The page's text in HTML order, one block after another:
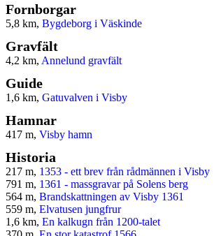
Fornborgar
5,8 km, Bygdeborg i Väskinde
Gravfält
4,2 km, Annelund gravfält
Guide
1,6 km, Gatuvalven i Visby
Hamnar
417 m, Visby hamn
Historia
217 m, 1353 - ett brev från rådmännen i Visby
791 m, 1361 - massgravar på Solens berg
564 m, Brandskattningen av Visby 1361
559 m, Elvatusen jungfrur
1,6 km, En kalkugn från 1200-talet